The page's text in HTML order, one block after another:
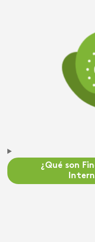
¿Qué son